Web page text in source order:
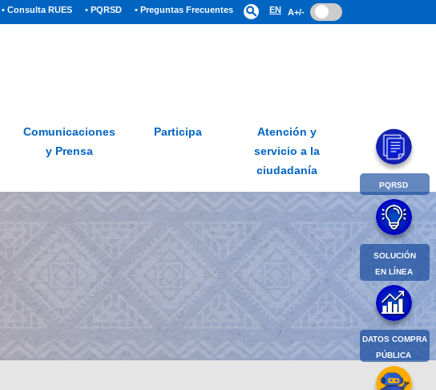
• Consulta RUES • PQRSD • Preguntas Frecuentes search EN A+/-
Comunicaciones
y Prensa
Participa
Atención y
servicio a la
ciudadanía
PQRSD
SOLUCIÓN
EN LÍNEA
DATOS COMPRA
PÚBLICA